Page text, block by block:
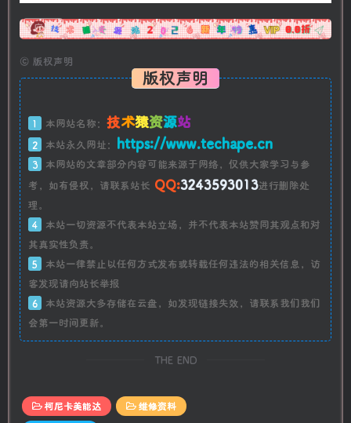
广告
© 版权声明
版权声明
1 本网站名称： 技术猿资源站
2 本站永久网址： https://www.techape.cn
3
本网站的文章部分内容可能来源于网络，仅供大家学习与参
考，如有侵权，请联系站长 QQ:3243593013进行删除处
理。
4
本站一切资源不代表本站立场，并不代表本站赞同其观点和对
其真实性负责。
5
本站一律禁止以任何方式发布或转载任何违法的相关信息，访
客发现请向站长举报
6
本站资源大多存储在云盘，如发现链接失效，请联系我们我们
会第一时间更新。
THE END
柯尼卡美能达
维修资料